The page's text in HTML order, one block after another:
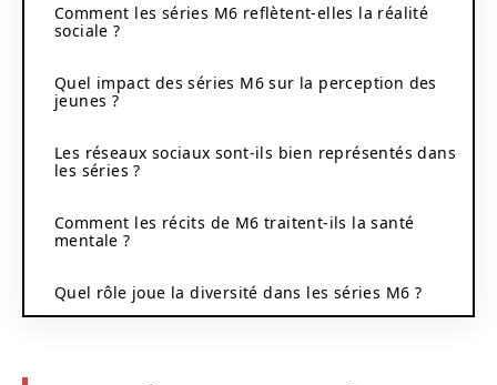
Comment les séries M6 reflètent-elles la réalité
sociale ?
Quel impact des séries M6 sur la perception des
jeunes ?
Les réseaux sociaux sont-ils bien représentés dans
les séries ?
Comment les récits de M6 traitent-ils la santé
mentale ?
Quel rôle joue la diversité dans les séries M6 ?